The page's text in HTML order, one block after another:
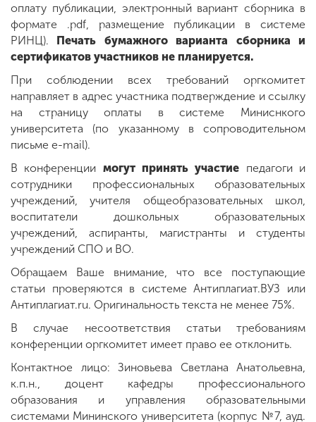
оплату публикации, электронный вариант сборника в
формате .pdf, размещение публикации в системе
РИНЦ). Печать бумажного варианта сборника и
сертификатов участников не планируется.
При соблюдении всех требований оргкомитет
направляет в адрес участника подтверждение и ссылку
на страницу оплаты в системе Миниснкого
университета (по указанному в сопроводительном
письме e-mail).
В конференции могут принять участие педагоги и
сотрудники профессиональных образовательных
учреждений, учителя общеобразовательных школ,
воспитатели дошкольных образовательных
учреждений, аспиранты, магистранты и студенты
учреждений СПО и ВО.
Обращаем Ваше внимание, что все поступающие
статьи проверяются в системе Антиплагиат.ВУЗ или
Антиплагиат.ru. Оригинальность текста не менее 75%.
В случае несоответствия статьи требованиям
конференции оргкомитет имеет право ее отклонить.
Контактное лицо: Зиновьева Светлана Анатольевна,
к.п.н., доцент кафедры профессионального
образования и управления образовательными
системами Мининского университета (корпус №7, ауд.